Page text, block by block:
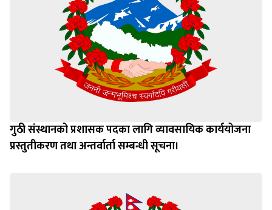
गुठी संस्थानको प्रशासक पदका लागि व्यावसायिक कार्ययोजना
प्रस्तुतीकरण तथा अन्तर्वार्ता सम्बन्धी सूचना।